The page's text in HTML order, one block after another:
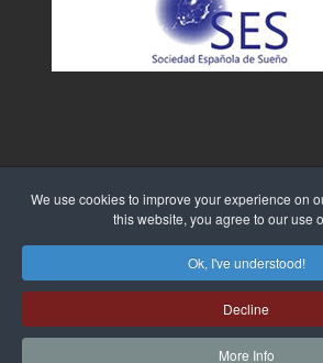
We use cookies to improve your experience on
this website, you agree to our use
Ok, I've understood!
Decline
More Info